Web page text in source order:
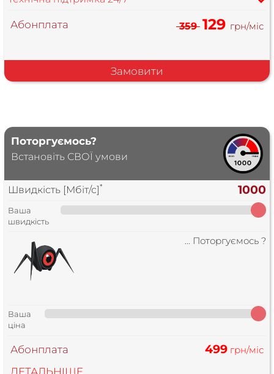
Абонплата 359 129 грн/міс
Замовити
Поторгуємось?
Встановіть СВОЇ умови
Швидкість [Мбіт/с]* 1000
Ваша
швидкість
... Поторгуємось ?
Ваша
ціна
Абонплата
499грн/міс